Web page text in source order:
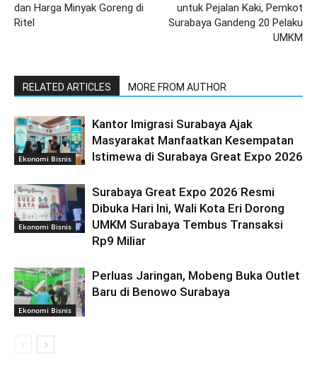
dan Harga Minyak Goreng di
Ritel
untuk Pejalan Kaki, Pemkot
Surabaya Gandeng 20 Pelaku
UMKM
RELATED ARTICLES MORE FROM AUTHOR
Ekonomi Bisnis
Kantor Imigrasi Surabaya Ajak
Masyarakat Manfaatkan Kesempatan
Istimewa di Surabaya Great Expo 2026
Ekonomi Bisnis
Surabaya Great Expo 2026 Resmi
Dibuka Hari Ini, Wali Kota Eri Dorong
UMKM Surabaya Tembus Transaksi
Rp9 Miliar
Ekonomi Bisnis
Perluas Jaringan, Mobeng Buka Outlet
Baru di Benowo Surabaya